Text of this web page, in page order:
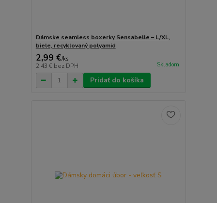
Dámske seamless boxerky Sensabelle – L/XL,
biele, recyklovaný polyamid
2,99 €/ks
2,43 € bez DPH Skladom
Pridať do košíka